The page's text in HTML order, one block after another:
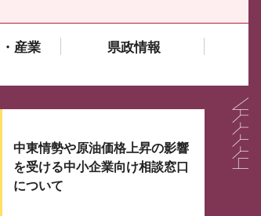
産業 県政情報
表示されるスライダーがあります。
中東情勢や原油価格上昇の影響
を受ける中小企業向け相談窓口
について